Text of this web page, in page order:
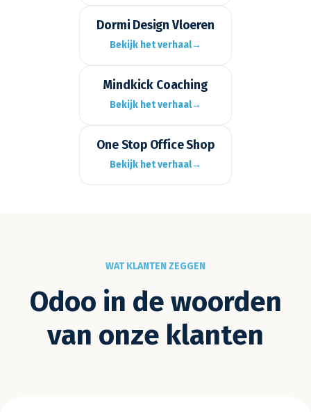
Dormi Design Vloeren
Bekijk het verhaal→
Mindkick Coaching
Bekijk het verhaal→
One Stop Office Shop
Bekijk het verhaal→
WAT KLANTEN ZEGGEN
Odoo in de woorden
van onze klanten